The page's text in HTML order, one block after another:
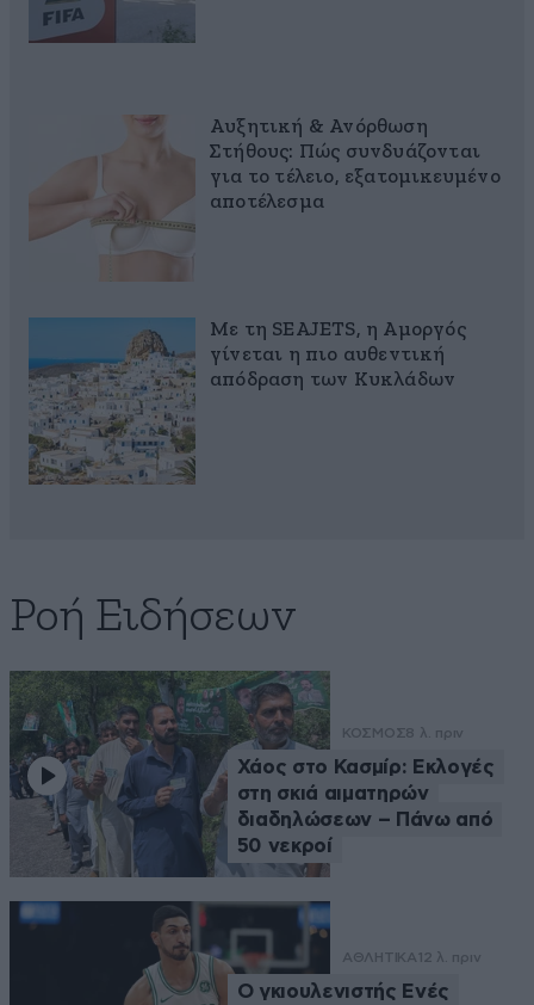
Αυξητική & Ανόρθωση
Στήθους: Πώς συνδυάζονται
για το τέλειο, εξατομικευμένο
αποτέλεσμα
Με τη SEAJETS, η Αμοργός
γίνεται η πιο αυθεντική
απόδραση των Κυκλάδων
Ροή Ειδήσεων
ΚΟΣΜΟΣ8 λ. πριν
Χάος στο Κασμίρ: Εκλογές
στη σκιά αιματηρών
διαδηλώσεων – Πάνω από
50 νεκροί
ΑΘΛΗΤΙΚΑ 12 λ. πριν
Ο γκιουλενιστής Ενές